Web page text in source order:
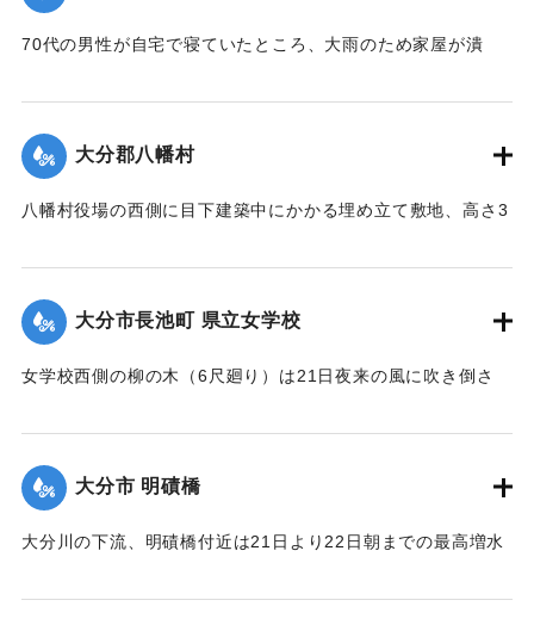
70代の男性が自宅で寝ていたところ、大雨のため家屋が潰
た。
【出典：大分新聞 大正12年6月23日朝刊7面】
｜固有コード: 00275073
大分郡八幡村
八幡村役場の西側に目下建築中にかかる埋め立て敷地、高さ3
時往来止となっていたが、22日正午頃復旧した。なお同所西
側の石垣に亀裂を生じ、往来が危険になっている。
【出典：大分新聞 大正12年6月23日朝刊7面】
大分市長池町 県立女学校
女学校西側の柳の木（6尺廻り）は21日夜来の風に吹き倒さ
塀約20間は柳のために押し倒され、損害約350円。
【出典：大分新聞 大正12年6月23日朝刊7面】
｜固有コード:00275075
大分市 明磧橋
大分川の下流、明磧橋付近は21日より22日朝までの最高増水